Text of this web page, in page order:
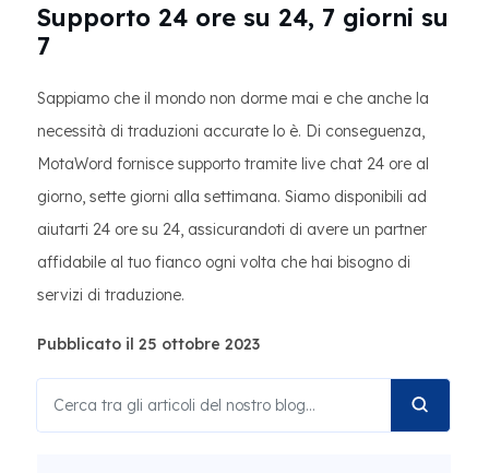
Supporto 24 ore su 24, 7 giorni su
7
Sappiamo che il mondo non dorme mai e che anche la
necessità di traduzioni accurate lo è. Di conseguenza,
MotaWord fornisce supporto tramite live chat 24 ore al
giorno, sette giorni alla settimana. Siamo disponibili ad
aiutarti 24 ore su 24, assicurandoti di avere un partner
affidabile al tuo fianco ogni volta che hai bisogno di
servizi di traduzione.
Pubblicato il 25 ottobre 2023